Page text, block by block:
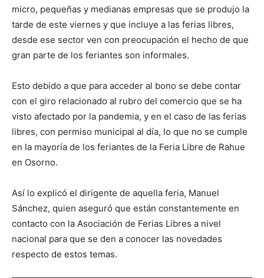
micro, pequeñas y medianas empresas que se produjo la
tarde de este viernes y que incluye a las ferias libres,
desde ese sector ven con preocupación el hecho de que
gran parte de los feriantes son informales.
Esto debido a que para acceder al bono se debe contar
con el giro relacionado al rubro del comercio que se ha
visto afectado por la pandemia, y en el caso de las ferias
libres, con permiso municipal al día, lo que no se cumple
en la mayoría de los feriantes de la Feria Libre de Rahue
en Osorno.
Así lo explicó el dirigente de aquella feria, Manuel
Sánchez, quien aseguró que están constantemente en
contacto con la Asociación de Ferias Libres a nivel
nacional para que se den a conocer las novedades
respecto de estos temas.